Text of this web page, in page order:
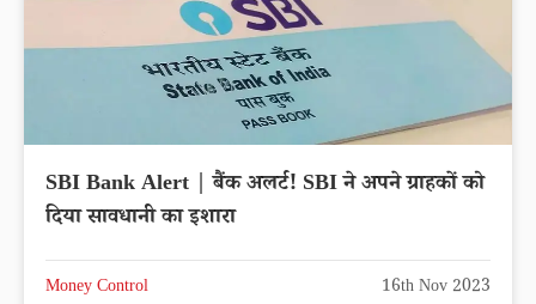
SBI Bank Alert | बैंक अलर्ट! SBI ने अपने ग्राहकों को
दिया सावधानी का इशारा
Money Control 16th Nov 2023